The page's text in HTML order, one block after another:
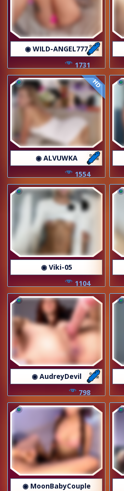
◉ WILD-ANGEL777
1731
HD
◉ ALVUWKA
1554
◉ Viki-05
1104
◉ AudreyDevil
798
◉ MoonBabyCouple